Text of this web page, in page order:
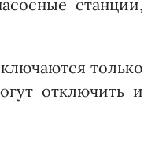
станции,
только
отключить и